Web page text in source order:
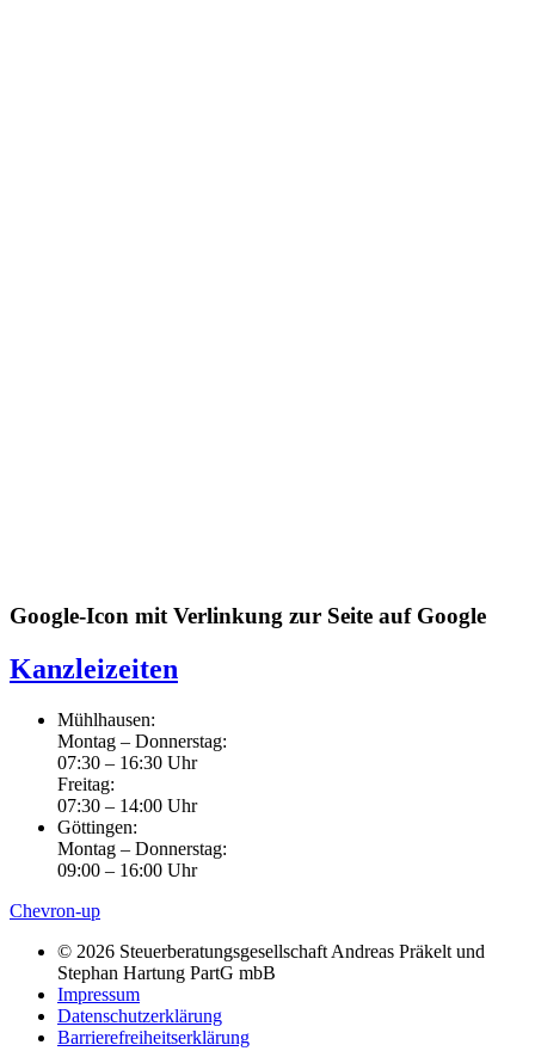
Google-Icon mit Verlinkung zur Seite auf Google
Kanzleizeiten
Mühlhausen:
Montag – Donnerstag:
07:30 – 16:30 Uhr
Freitag:
07:30 – 14:00 Uhr
Göttingen:
Montag – Donnerstag:
09:00 – 16:00 Uhr
Chevron-up
© 2026 Steuerberatungsgesellschaft Andreas Präkelt und
Stephan Hartung PartG mbB
Impressum
Datenschutzerklärung
Barrierefreiheitserklärung